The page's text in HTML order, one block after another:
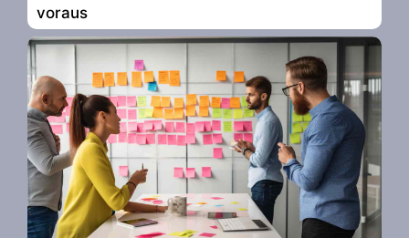
voraus